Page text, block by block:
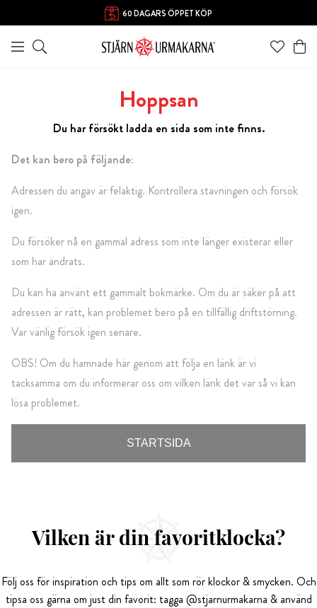
60 DAGARS ÖPPET KÖP
Hoppsan
Du har försökt ladda en sida som inte finns.
Det kan bero på följande:
Adressen du angav är felaktig. Kontrollera stavningen och försök
igen.
Du försöker nå en gammal adress som inte länger existerar eller
som har ändrats.
Du kan ha använt ett gammalt bokmärke. Om du är säker på att
adressen är rätt, kan problemet bero på en tillfällig driftstörning.
Var vänlig försök igen senare.
OBS! Om du hamnade här genom att följa en länk är vi
tacksamma om du informerar oss om vilken länk det var så vi kan
lösa problemet.
STARTSIDA
Vilken är din favoritklocka?
Följ oss för inspiration och tips om allt som rör klockor & smycken. Och
tipsa oss gärna om just din favorit: tagga @stjarnurmakarna & använd